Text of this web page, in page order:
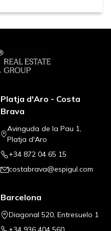
Platja d'Aro - Costa
Brava
Avinguda de la Pau 1,
Platja d'Aro
+34 872 04 65 15
costabrava@espigul.com
Barcelona
Diagonal 520, Entresuelo 1